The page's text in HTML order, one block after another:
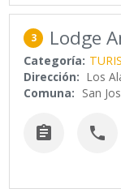
3 Lodge
Categoría:
Dirección: Los
Comuna: San
 